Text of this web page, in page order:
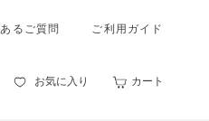
るご質問 ご利用ガイド
お気に入り カート